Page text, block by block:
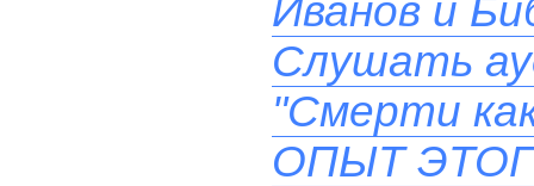
Иванов и
Слушать
"Смерти
ОПЫТ